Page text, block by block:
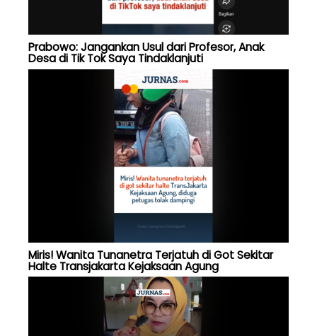
Prabowo: Jangankan Usul dari Profesor, Anak
Desa di Tik Tok Saya Tindaklanjuti
Miris! Wanita Tunanetra Terjatuh di Got Sekitar
Halte Transjakarta Kejaksaan Agung